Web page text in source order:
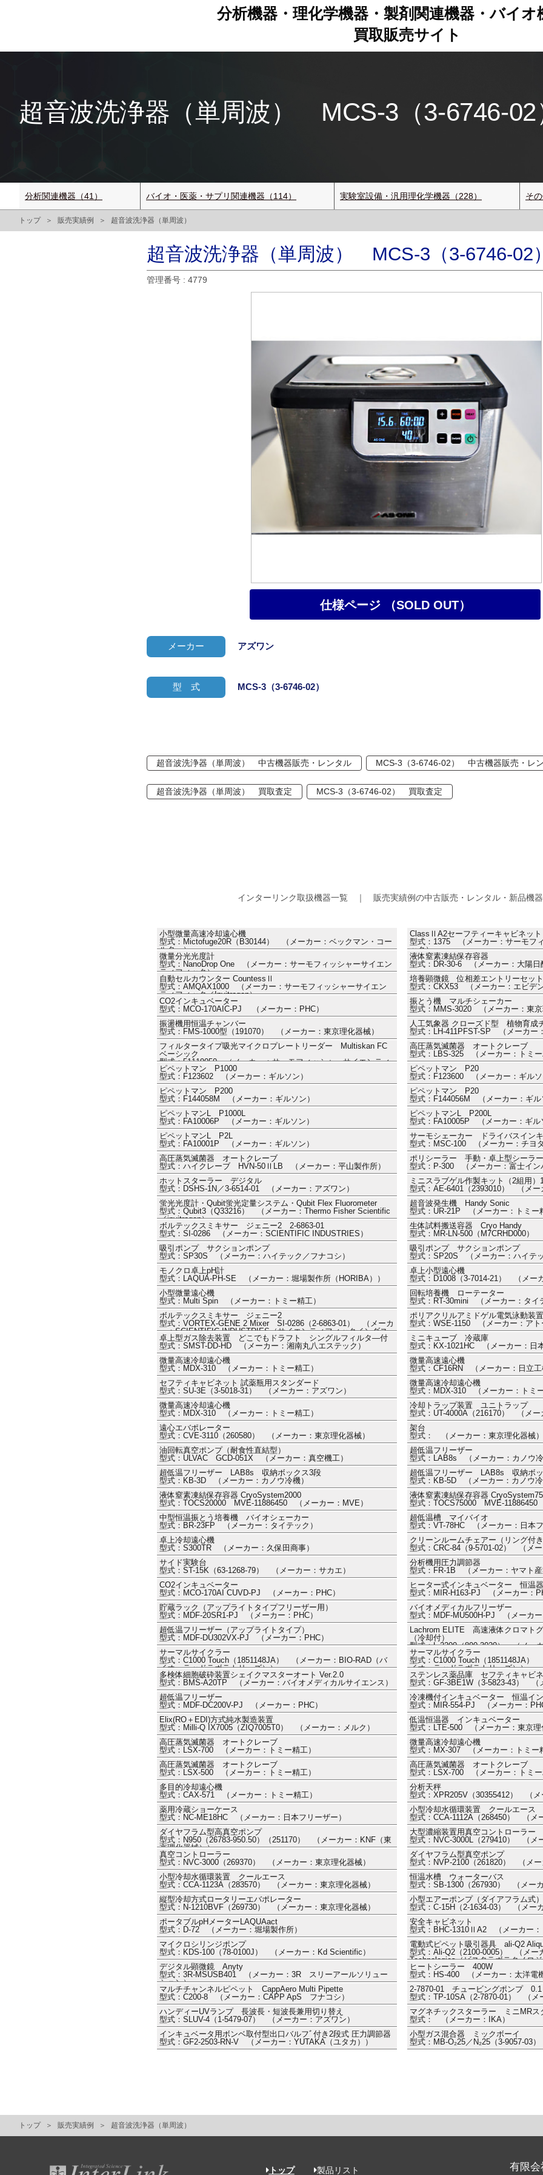
分析機器・理化学機器・製剤関連機器 ・バイオ
買取販売サイト
超音波洗浄器（単周波） MCS-3（3-6746-02
分析関連機器（41） バイオ・医薬・サプリ関連機器（114） 実験室設備・汎用理化学機器（228） そ
トップ 販売実績例 超音波洗浄器（単周波）
超音波洗浄器（単周波） MCS-3（3-6746-02
管理番号 : 4779
メーカー アズワン
仕様ページ （SOLD OUT）
型 式 MCS-3（3-6746-02）
超音波洗浄器（単周波） 中古機器販売・レンタル MCS-3（3-6746-02） 中古機器販売・レ
超音波洗浄器（単周波） 買取査定 MCS-3（3-6746-02） 買取査定
インターリンク取扱機器一覧 ｜ 販売実績例の中古販売・レンタル・新品機
小型微量高速冷却遠心機
型式：Mictofuge20R（B30144） （メーカー：ベックマン・コー
ルター）
ClassⅡA2セーフティーキャビネッ
型式：1375 （メーカー：サーモフ
ック）
微量分光光度計
型式：NanoDrop One （メーカー：サーモフィッシャーサイエン
ティフィック）
液体窒素凍結保存容器
型式：DR-30-6 （メーカー：大陽日
自動セルカウンター CountessⅡ
型式：AMQAX1000 （メーカー：サーモフィッシャーサイエン
ティフィック／Invitrogen）
培養顕微鏡 位相差エントリーセット
型式：CKX53 （メーカー：エビデ
CO2インキュベーター
型式：MCO-170AIC-PJ （メーカー：PHC）
振とう機 マルチシェーカー
型式：MMS-3020 （メーカー：東
振盪機用恒温チャンバー
型式：FMS-1000型（191070） （メーカー：東京理化器械）
人工気象器 クローズド型 植物育成
型式：LH-411PFST-SP （メーカー
フィルタータイプ吸光マイクロプレートリーダー Multiskan FC
ベーシック
型式：51119050 （メーカー：サーモフィッシャーサイエンティ
フィック ThermoFisher ）
高圧蒸気滅菌器 オートクレーブ
型式：LBS-325 （メーカー：トミ
ピペットマン P1000
型式：F123602 （メーカー：ギルソン）
ピペットマン P20
型式：F123600 （メーカー：ギル
ピペットマン P200
型式：F144058M （メーカー：ギルソン）
ピペットマン P20
型式：F144056M （メーカー：ギル
ピペットマンL P1000L
型式：FA10006P （メーカー：ギルソン）
ピペットマンL P200L
型式：FA10005P （メーカー：ギル
ピペットマンL P2L
型式：FA10001P （メーカー：ギルソン）
サーモシェーカー ドライバスイン
型式：MSC-100 （メーカー：チヨ
高圧蒸気滅菌器 オートクレーブ
型式：ハイクレーブ HVN-50ⅡLB （メーカー：平山製作所）
ポリシーラー 手動・卓上型シーラー
型式：P-300 （メーカー：富士イン
ホットスターラー デジタル
型式：DSHS-1N／3-6514-01 （メーカー：アズワン）
ミニスラブゲル作製キット（2組用）
型式：AE-6401（2393010） （メー
蛍光光度計・Qubit蛍光定量システム・Qubit Flex Fluorometer
型式：Qubit3（Q33216） （メーカー：Thermo Fisher Scientific
／invitrogen）
超音波発生機 Handy Sonic
型式：UR-21P （メーカー：トミー
ボルテックスミキサー ジェニー2 2-6863-01
型式：SI-0286 （メーカー：SCIENTIFIC INDUSTRIES）
生体試料搬送容器 Cryo Handy
型式：MR-LN-500（M7CRHD000）
吸引ポンプ サクションポンプ
型式：SP30S （メーカー：ハイテック／フナコシ）
吸引ポンプ サクションポンプ
型式：SP20S （メーカー：ハイテ
モノクロ卓上pH計
型式：LAQUA-PH-SE （メーカー：堀場製作所（HORIBA））
卓上小型遠心機
型式：D1008（3-7014-21） （メー
小型微量遠心機
型式：Multi Spin （メーカー：トミー精工）
回転培養機 ローテーター
型式：RT-30mini （メーカー：タイ
ボルテックスミキサー ジェニー2
型式：VORTEX-GENE 2 Mixer SI-0286（2-6863-01） （メーカ
ー：SCIENTIFIC INDUSTRIES（サイエンティフィックインダス
トリーズ））
ポリアクリルアミドゲル電気泳動装
型式：WSE-1150 （メーカー：アト
卓上型ガス除去装置 どこでもドラフト シングルフィルタ―付
型式：SMST-DD-HD （メーカー：湘南丸八エステック）
ミニキューブ 冷蔵庫
型式：KX-1021HC （メーカー：日
微量高速冷却遠心機
型式：MDX-310 （メーカー：トミー精工）
微量高速遠心機
型式：CF16RN （メーカー：日立工
セフティキャビネット 試薬瓶用スタンダード
型式：SU-3E（3-5018-31） （メーカー：アズワン）
微量高速冷却遠心機
型式：MDX-310 （メーカー：トミ
微量高速冷却遠心機
型式：MDX-310 （メーカー：トミー精工）
冷却トラップ装置 ユニトラップ
型式：UT-4000A（216170） （メー
遠心エバポレーター
型式：CVE-3110（260580） （メーカー：東京理化器械）
架台
型式： （メーカー：東京理化器械）
油回転真空ポンプ（耐食性直結型）
型式：ULVAC GCD-051X （メーカー：真空機工）
超低温フリーザー
型式：LAB8s （メーカー：カノウ
超低温フリーザー LAB8s 収納ボックス3段
型式：KB-3D （メーカー：カノウ冷機）
超低温フリーザー LAB8s 収納ボ
型式：KB-5D （メーカー：カノウ
液体窒素凍結保存容器 CryoSystem2000
型式：TOCS20000 MVE-11886450 （メーカー：MVE）
液体窒素凍結保存容器
型式：TOCS75000 MVE-
中型恒温振とう培養機 バイオシェーカー
型式：BR-23FP （メーカー：タイテック）
超低温槽 マイバイオ
型式：VT-78HC （メーカー：日本
卓上冷却遠心機
型式：S300TR （メーカー：久保田商事）
クリーンルームチェアー（リング付
型式：CRC-84（9-5701-02） （メ
サイド実験台
型式：ST-15K（63-1268-79） （メーカー：サカエ）
分析機用圧力調節器
型式：FR-1B （メーカー：ヤマト
CO2インキュベーター
型式：MCO-170AI CUVD-PJ （メーカー：PHC）
ヒーター式インキュベーター 恒温器
型式：MIR-H163-PJ （メーカー：
貯蔵ラック（アップライトタイプフリーザー用）
型式：MDF-20SR1-PJ （メーカー：PHC）
バイオメディカルフリーザー
型式：MDF-MU500H-PJ （メーカ
超低温フリーザー（アップライトタイプ）
型式：MDF-DU302VX-PJ （メーカー：PHC）
Lachrom ELITE 高速液体クロマ
（冷却付）
型式：L-2200（890-3020） （メー
ズ）
サーマルサイクラー
型式：C1000 Touch（1851148JA） （メーカー：BIO-RAD（バ
イオ・ラッドラボラトリーズ））
サーマルサイクラー
型式：C1000 Touch（1851148JA）
イオ・ラッドラボラトリーズ））
多検体細胞破砕装置シェイクマスターオート Ver.2.0
型式：BMS-A20TP （メーカー：バイオメディカルサイエンス）
ステンレス薬品庫 セフティキャビ
型式：GF-3BE1W（3-5823-43） （
超低温フリーザー
型式：MDF-DC200V-PJ （メーカー：PHC）
冷凍機付インキュベーター 恒温イ
型式：MIR-554-PJ （メーカー：
Elix(RO＋EDI)方式純水製造装置
型式：Milli-Q IX7005（ZIQ7005T0） （メーカー：メルク）
低温恒温器 インキュベーター
型式：LTE-500 （メーカー：東京理
高圧蒸気滅菌器 オートクレーブ
型式：LSX-700 （メーカー：トミー精工）
微量高速冷却遠心機
型式：MX-307 （メーカー：トミー
高圧蒸気滅菌器 オートクレーブ
型式：LSX-500 （メーカー：トミー精工）
高圧蒸気滅菌器 オートクレーブ
型式：LSX-700 （メーカー：トミ
多目的冷却遠心機
型式：CAX-571 （メーカー：トミー精工）
分析天秤
型式：XPR205V（30355412） （メ
薬用冷蔵ショーケース
型式：NC-ME18HC （メーカー：日本フリーザー）
小型冷却水循環装置 クールエース
型式：CCA-1112A（268450） （メ
ダイヤフラム型高真空ポンプ
型式：N950（26783-950.50）（251170） （メーカー：KNF（東
京理化器械））
大型濃縮装置用真空コントローラー
型式：NVC-3000L（279410） （メ
真空コントローラー
型式：NVC-3000（269370） （メーカー：東京理化器械）
ダイヤフラム型真空ポンプ
型式：NVP-2100（261820） （メ
小型冷却水循環装置 クールエース
型式：CCA-1123A（283570） （メーカー：東京理化器械）
恒温水槽 ウォーターバス
型式：SB-1300（267930） （メー
縦型冷却方式ロータリーエバポレーター
型式：N-1210BVF（269730） （メーカー：東京理化器械）
小型エアーポンプ（ダイアフラム式）
型式：C-15H（2-1634-03） （メー
ポータブルpHメーターLAQUAact
型式：D-72 （メーカー：堀場製作所）
安全キャビネット
型式：BHC-1310ⅡA2 （メーカー：
マイクロシリンジポンプ
型式：KDS-100（78-0100J） （メーカー：Kd Scientific）
電動式ピペット吸引器具 ali-Q2
型式：Ali-Q2（2100-0005） （メー
Technologies（ビスタラボテクノロ
デジタル顕微鏡 Anyty
型式：3R-MSUSB401 （メーカー：3R スリーアールソリュー
ション）
ヒートシーラー 400W
型式：HS-400 （メーカー：太洋電
マルチチャンネルピペット CappAero Multi Pipette
型式：C200-8 （メーカー：CAPP ApS フナコシ）
2-7870-01 チュービングポンプ 0.1
型式：TP-10SA（2-7870-01） （メ
ハンディーUVランプ 長波長・短波長兼用切り替え
型式：SLUV-4（1-5479-07） （メーカー：アズワン）
マグネチックスターラー ミニMRス
型式： （メーカー：IKA）
インキュベータ用ボンベ取付型出口バルフﾞ付き2段式 圧力調節器
型式：GF2-2503-RN-V （メーカー：YUTAKA（ユタカ））
小型ガス混合器 ミックボーイ
型式：MB-O₂25／N₂25（3-9057-03
トップ 販売実績例 超音波洗浄器（単周波）
トップ 製品リスト 有限